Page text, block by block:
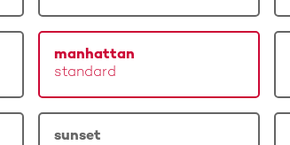
manhattan
standard
sunset